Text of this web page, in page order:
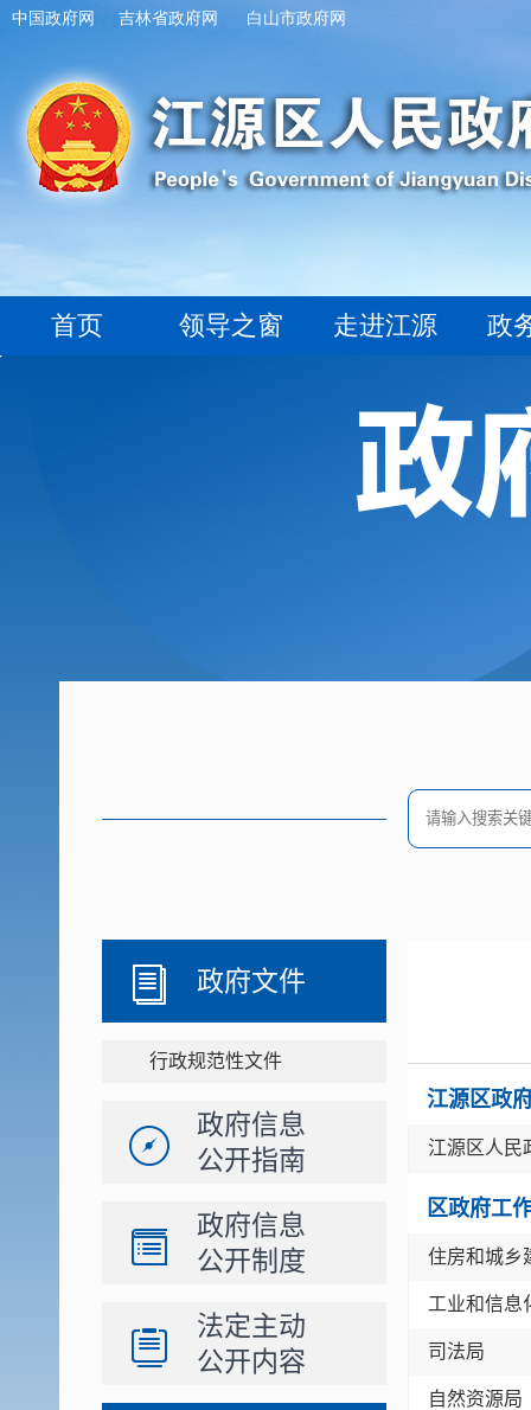
政府文件
行政规范性文件
政府信息
公开指南
政府信息
公开制度
法定主动
公开内容
江源区政
江源区人民
区政府工
住房和城乡
工业和信息
司法局
自然资源局